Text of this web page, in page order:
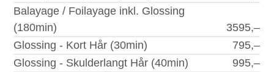
Balayage / Foilayage inkl. Glossing
(180min)
3595,–
Glossing - Kort Hår (30min)
795,–
Glossing - Skulderlangt Hår (40min)
995,–